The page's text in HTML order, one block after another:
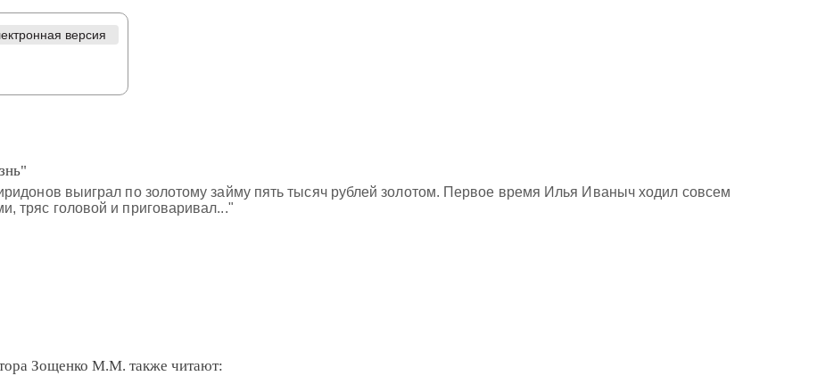
версия
выиграл по золотому займу пять тысяч рублей золотом. Первое время Илья Иваныч ходил совсем
тряс головой и приговаривал..."
Зощенко М.М. также читают: